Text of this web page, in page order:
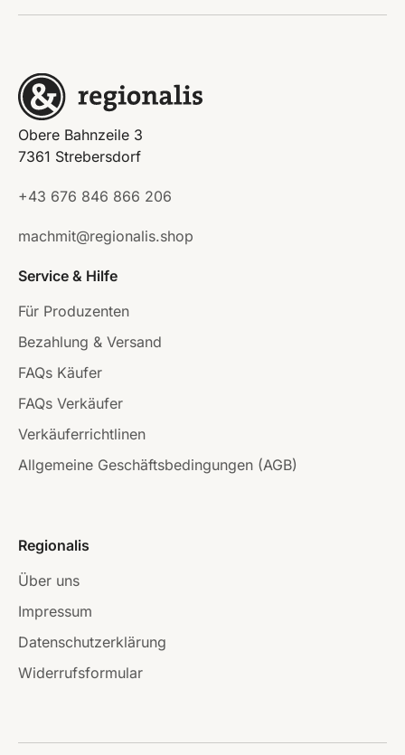
Obere Bahnzeile 3
7361 Strebersdorf
+43 676 846 866 206
machmit@regionalis.shop
Service & Hilfe
Für Produzenten
Bezahlung & Versand
FAQs Käufer
FAQs Verkäufer
Verkäuferrichtlinen
Allgemeine Geschäftsbedingungen (AGB)
Regionalis
Über uns
Impressum
Datenschutzerklärung
Widerrufsformular